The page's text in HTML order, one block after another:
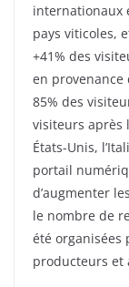
internationaux
pays viticoles,
+41% des
en provenance
85% des
visiteurs après
États-Unis,
portail
d’augmenter
le nombre de
été organisées
producteurs et